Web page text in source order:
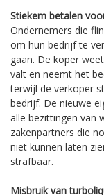
Stiekem betalen
Ondernemers die
om hun bedrijf te
gaan. De koper
valt en neemt het
terwijl de verkoper
bedrijf. De nieuwe
alle bezittingen van
zakenpartners die
niet kunnen laten
strafbaar.
Misbruik van